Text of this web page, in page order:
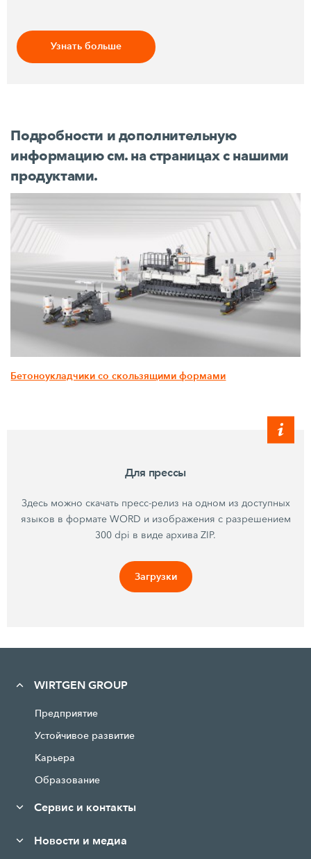
Узнать больше
Подробности и дополнительную
информацию см. на страницах с нашими
продуктами.
Бетоноукладчики со скользящими формами
Для прессы
Здесь можно скачать пресс-релиз на одном из доступных
языков в формате WORD и изображения с разрешением
300 dpi в виде архива ZIP.
Загрузки
WIRTGEN GROUP
Предприятие
Устойчивое развитие
Карьера
Образование
Сервис и контакты
Новости и медиа